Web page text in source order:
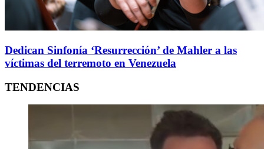
Dedican Sinfonía ‘Resurrección’ de Mahler a las
víctimas del terremoto en Venezuela
TENDENCIAS